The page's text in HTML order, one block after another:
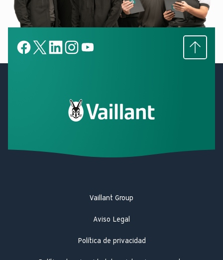
Subir
Vaillant Group
Aviso Legal
Política de privacidad